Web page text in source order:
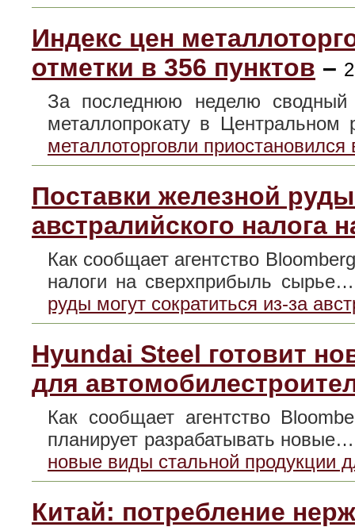
Индекс цен
отметки в 356 пунктов –
За последнюю неделю сводный
металлопрокату в
металлоторговли
Поставки железной
австралийского налога
Как сообщает агентство
налоги на сверхприбыль
руды могут сократиться из-за
Hyundai Steel готовит
для
Как сообщает агентство
планирует разрабатывать
новые виды стальной продукции
Китай: потребление